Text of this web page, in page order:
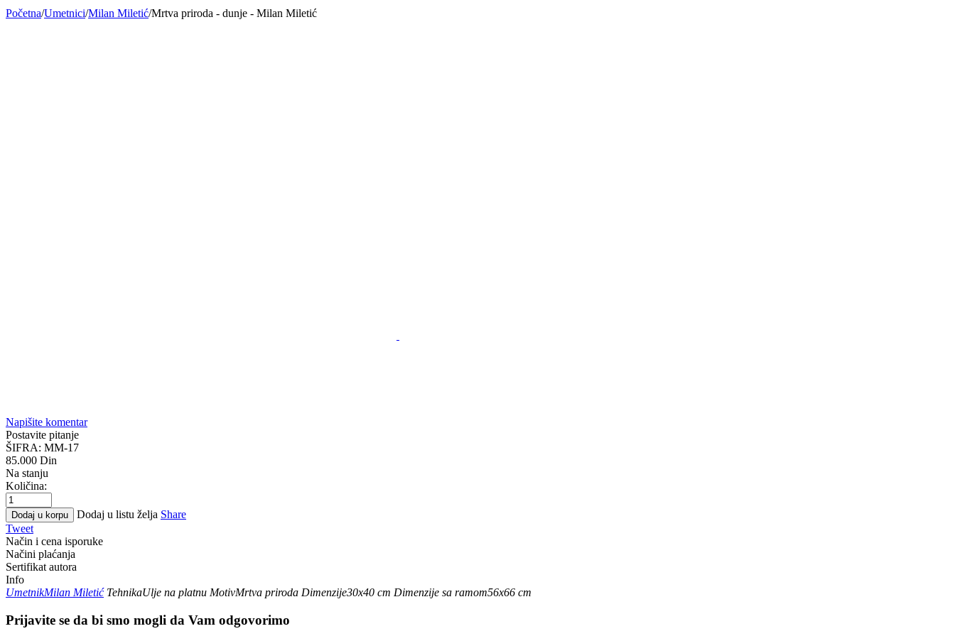
Početna/Umetnici/Milan Miletić/Mrtva priroda - dunje - Milan Miletić
Napišite komentar
Postavite pitanje
ŠIFRA: MM-17
85.000 Din
Na stanju
Količina:
Dodaj u korpu Dodaj u listu želja Share
Tweet
Način i cena isporuke
Načini plaćanja
Sertifikat autora
Info
UmetnikMilan Miletić TehnikaUlje na platnu MotivMrtva priroda Dimenzije30x40 cm Dimenzije sa ramom56x66 cm
Prijavite se da bi smo mogli da Vam odgovorimo